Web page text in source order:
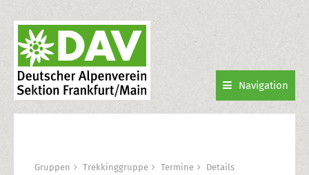
Navigation
Gruppen Trekkinggruppe Termine Details